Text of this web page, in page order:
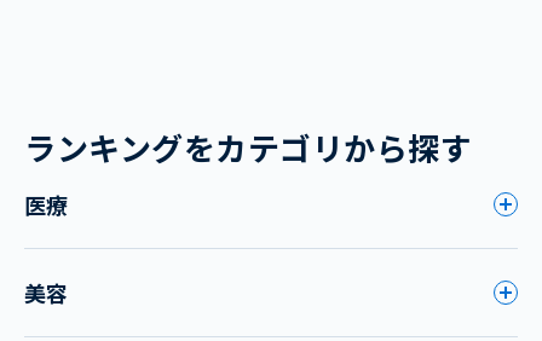
ランキングをカテゴリから探す
医療
美容